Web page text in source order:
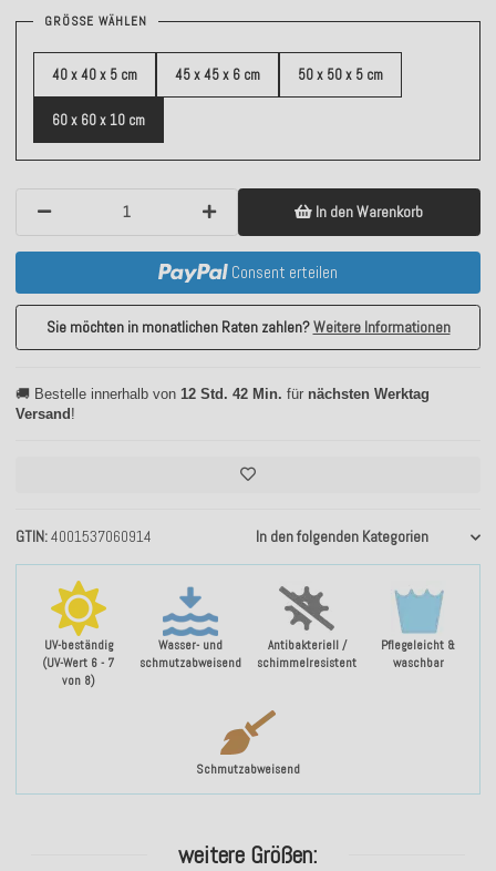
UV-beständig
(UV-Wert 6 - 7
von 8)
Wasser- und
schmutzabweisend
Antibakteriell /
schimmelresistent
Pflegeleicht &
waschbar
Schmutzabweisend
GTIN 4001537060914 In den folgenden Kategorien
GRÖSSE WÄHLEN
40 x 40 x 5 cm 45 x 45 x 6 cm 50 x 50 x 5 cm
60 x 60 x 10 cm
In den Warenkorb
Consent erteilen
Sie möchten in monatlichen Raten zahlen?Weitere Informationen
🚚 Bestelle innerhalb von 12 Std. 42 Min. für nächsten Werktag
Versand!
weitere Größen: